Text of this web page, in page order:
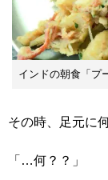
インドの朝食「プ
その時、足元に
「…何？？」